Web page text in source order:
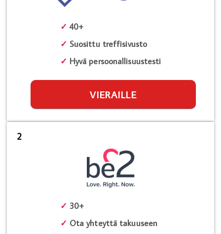
✓ 40+
✓ Suosittu treffisivusto
✓ Hyvä persoonallisuustesti
VIERAILLE
2
✓ 30+
✓ Ota yhteyttä takuuseen